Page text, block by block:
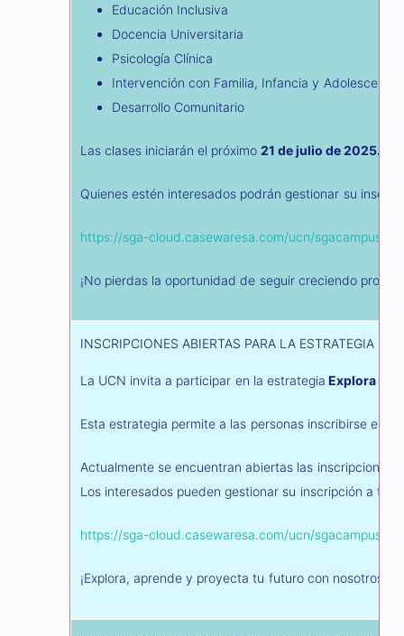
Educación Inclusiva
Docencia Universitaria
Psicología Clínica
Intervención con Familia, Infancia y Adolescencia
Desarrollo Comunitario
Las clases iniciarán el próximo 21 de julio de 2025.
Quienes estén interesados podrán gestionar su
https://sga-cloud.casewaresa.com/ucn/sgacampus/
¡No pierdas la oportunidad de seguir creciendo
INSCRIPCIONES ABIERTAS PARA LA ESTRATEGIA
La UCN invita a participar en la estrategia Explora
Esta estrategia permite a las personas inscribirse en
Actualmente se encuentran abiertas las inscripciones
Los interesados pueden gestionar su inscripción a
https://sga-cloud.casewaresa.com/ucn/sgacampus/
¡Explora, aprende y proyecta tu futuro con nosotros!